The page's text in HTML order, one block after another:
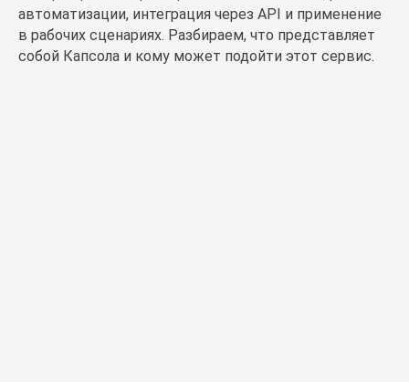
автоматизации, интеграция через API и применение
в рабочих сценариях. Разбираем, что представляет
собой Капсола и кому может подойти этот сервис.